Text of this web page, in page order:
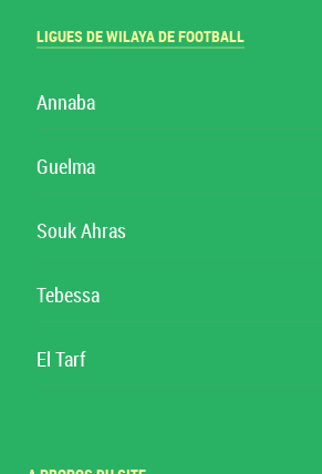
LIGUES DE WILAYA DE FOOTBALL
Annaba
Guelma
Souk Ahras
Tebessa
El Tarf